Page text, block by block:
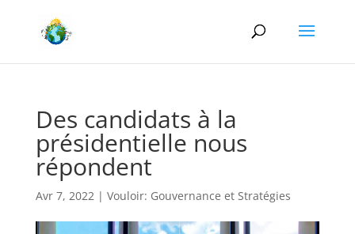
Des candidats à la
présidentielle nous
répondent
Avr 7, 2022| Vouloir: Gouvernance et Stratégies